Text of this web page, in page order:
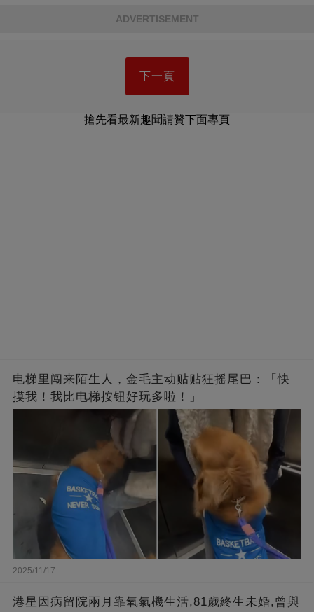
ADVERTISEMENT
下一頁
搶先看最新趣聞請贊下面專頁
电梯里闯来陌生人，金毛主动贴贴狂摇尾巴：「快
摸我！我比电梯按钮好玩多啦！」
2025/11/17
港星因病留院兩月靠氧氣機生活,81歲終生未婚,曾與